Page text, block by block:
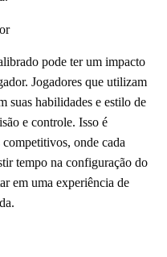
pode ter um impacto
Jogadores que utilizam
suas habilidades e estilo de
e controle. Isso é
onde cada
tempo na configuração do
em uma experiência de